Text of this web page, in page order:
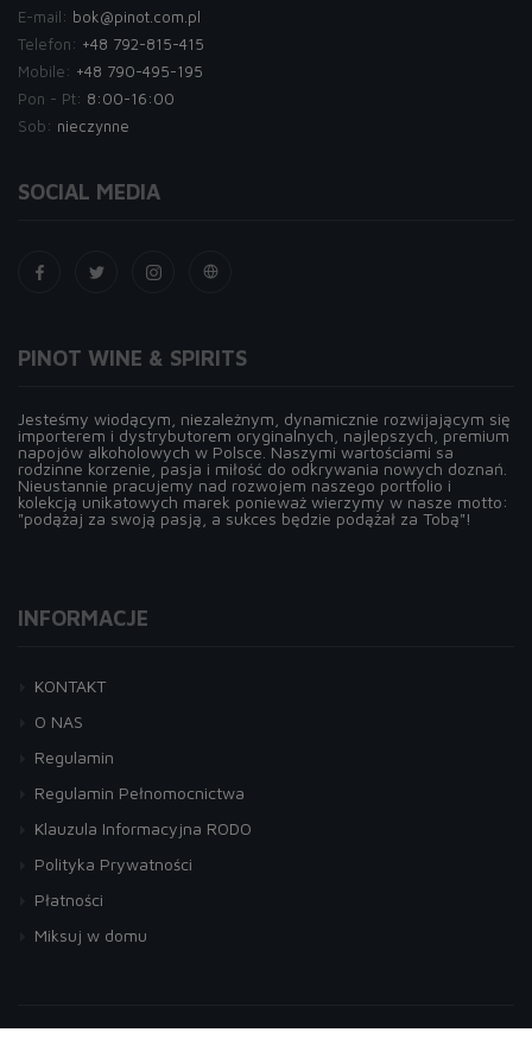
E-mail: bok@pinot.com.pl
Telefon: +48 792-815-415
Mobile: +48 790-495-195
Pon - Pt: 8:00-16:00
Sob: nieczynne
SOCIAL MEDIA
PINOT WINE & SPIRITS
Jesteśmy wiodącym, niezależnym, dynamicznie rozwijającym się
importerem i dystrybutorem oryginalnych, najlepszych, premium
napojów alkoholowych w Polsce. Naszymi wartościami sa
rodzinne korzenie, pasja i miłość do odkrywania nowych doznań.
Nieustannie pracujemy nad rozwojem naszego portfolio i
kolekcją unikatowych marek ponieważ wierzymy w nasze motto:
"podążaj za swoją pasją, a sukces będzie podążał za Tobą"!
INFORMACJE
KONTAKT
O NAS
Regulamin
Regulamin Pełnomocnictwa
Klauzula Informacyjna RODO
Polityka Prywatności
Płatności
Miksuj w domu